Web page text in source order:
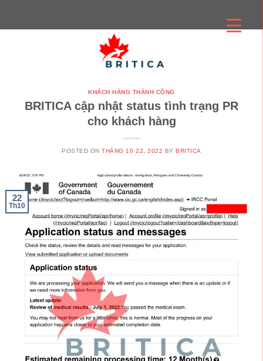
KHÁCH HÀNG THÀNH CÔNG
BRITICA cập nhật status tình trạng PR
cho khách hàng
POSTED ONTHÁNG 10 22, 2022 BYBRITICA
22
Th10